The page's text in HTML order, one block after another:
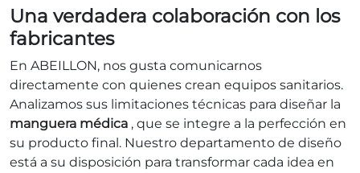
Una verdadera colaboración con los
fabricantes
En ABEILLON, nos gusta comunicarnos
directamente con quienes crean equipos sanitarios.
Analizamos sus limitaciones técnicas para diseñar la
manguera médica , que se integre a la perfección en
su producto final. Nuestro departamento de diseño
está a su disposición para transformar cada idea en